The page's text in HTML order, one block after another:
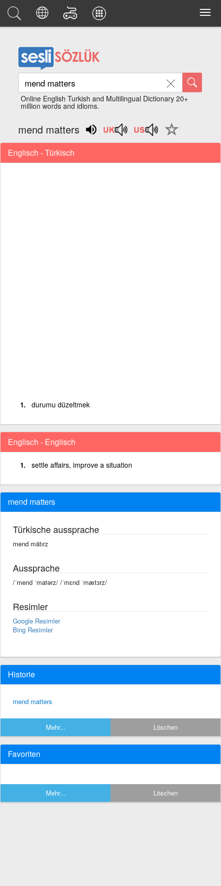
Online English Turkish and Multilingual Dictionary 20+
million words and idioms.
mend matters
Englisch - Türkisch
durumu düzeltmek
Englisch - Englisch
settle affairs, improve a situation
mend matters
Türkische aussprache
mend mätırz
Aussprache
/ˈmend ˈmatərz/ /ˈmɛnd ˈmætɜrz/
Resimler
Google Resimler
Bing Resimler
Historie
mend matters
Mehr... Löschen
Favoriten
Mehr... Löschen